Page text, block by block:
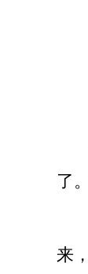
了
来